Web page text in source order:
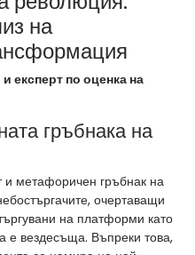
на
експерт по оценка на
гръбнака на
и метафоричен гръбнак на
очертаващи
на платформи като
вездесъща. Въпреки това,